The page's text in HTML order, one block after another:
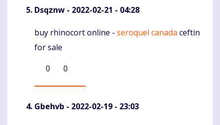
Dsqznw - 2022-02-21 - 04:28
Komentaras
buy rhinocort online - seroquel canada ceftin
for sale
0
0
Gbehvb - 2022-02-19 - 23:03